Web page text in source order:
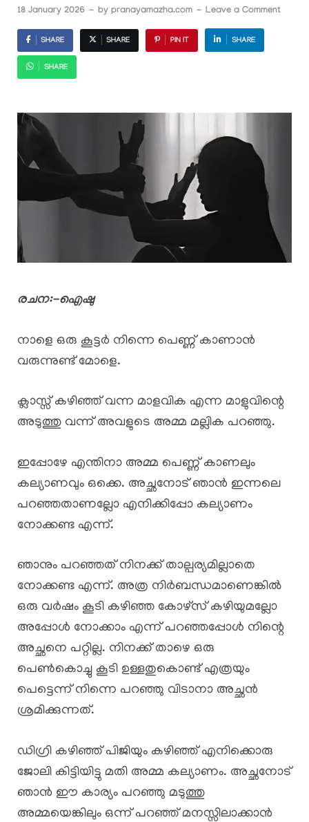
18 January 2026 - by pranayamazha.com - Leave a Comment
SHARE SHARE PIN IT SHARE
SHARE
രചന:-ഐഷു
നാളെ ഒരു കൂട്ടർ നിന്നെ പെണ്ണ് കാണാൻ
വരുന്നുണ്ട് മോളെ.
ക്ലാസ്സ് കഴിഞ്ഞ് വന്ന മാളവിക എന്ന മാളുവിന്റെ
അടുത്തു വന്ന് അവളുടെ അമ്മ മല്ലിക പറഞ്ഞു.
ഇപ്പോഴേ എന്തിനാ അമ്മ പെണ്ണ് കാണലും
കല്യാണവും ഒക്കെ. അച്ഛനോട് ഞാൻ ഇന്നലെ
പറഞ്ഞതാണല്ലോ എനിക്കിപ്പോ കല്യാണം
നോക്കണ്ട എന്ന്.
ഞാനും പറഞ്ഞത് നിനക്ക് താല്പര്യമില്ലാതെ
നോക്കണ്ട എന്ന്. അത്ര നിർബന്ധമാണെങ്കിൽ
ഒരു വർഷം കൂടി കഴിഞ്ഞ കോഴ്സ് കഴിയുമല്ലോ
അപ്പോൾ നോക്കാം എന്ന് പറഞ്ഞപ്പോൾ നിന്റെ
അച്ഛനെ പറ്റില്ല. നിനക്ക് താഴെ ഒരു
പെൺകൊച്ചു കൂടി ഉള്ളതുകൊണ്ട് എത്രയും
പെട്ടെന്ന് നിന്നെ പറഞ്ഞു വിടാനാ അച്ഛൻ
ശ്രമിക്കുന്നത്.
ഡിഗ്രി കഴിഞ്ഞ് പിജിയും കഴിഞ്ഞ് എനിക്കൊരു
ജോലി കിട്ടിയിട്ടു മതി അമ്മ കല്യാണം. അച്ഛനോട്
ഞാൻ ഈ കാര്യം പറഞ്ഞു മടുത്തു
അമ്മയെങ്കിലും ഒന്ന് പറഞ്ഞ് മനസ്സിലാക്കാൻ